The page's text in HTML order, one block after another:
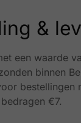
&
een waarde
binnen
bestellingen
€7.